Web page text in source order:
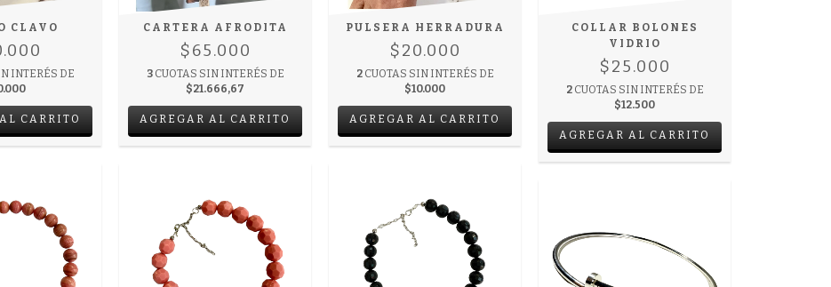
CLAVO
INTERÉS DE
CARRITO
CARTERA AFRODITA
$65.000
3 CUOTAS SIN INTERÉS DE
$21.666,67
AGREGAR AL CARRITO
PULSERA HERRADURA
$20.000
2 CUOTAS SIN INTERÉS DE
$10.000
AGREGAR AL CARRITO
COLLAR BOLONES
VIDRIO
$25.000
2 CUOTAS SIN INTERÉS DE
$12.500
AGREGAR AL CARRITO